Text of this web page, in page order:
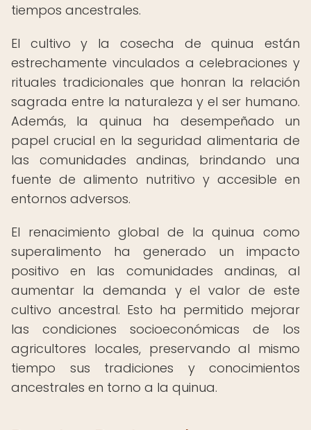
tiempos ancestrales.
El cultivo y la cosecha de quinua están
estrechamente vinculados a celebraciones y
rituales tradicionales que honran la relación
sagrada entre la naturaleza y el ser humano.
Además, la quinua ha desempeñado un
papel crucial en la seguridad alimentaria de
las comunidades andinas, brindando una
fuente de alimento nutritivo y accesible en
entornos adversos.
El renacimiento global de la quinua como
superalimento ha generado un impacto
positivo en las comunidades andinas, al
aumentar la demanda y el valor de este
cultivo ancestral. Esto ha permitido mejorar
las condiciones socioeconómicas de los
agricultores locales, preservando al mismo
tiempo sus tradiciones y conocimientos
ancestrales en torno a la quinua.